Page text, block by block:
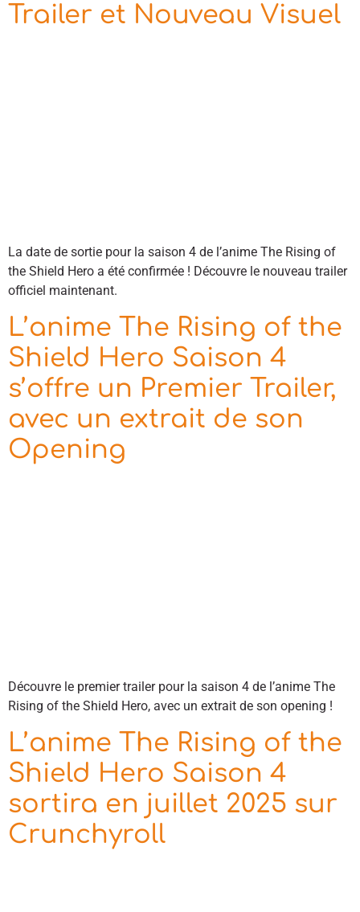
Trailer et Nouveau Visuel
La date de sortie pour la saison 4 de l’anime The Rising of
the Shield Hero a été confirmée ! Découvre le nouveau trailer
officiel maintenant.
L’anime The Rising of the
Shield Hero Saison 4
s’offre un Premier Trailer,
avec un extrait de son
Opening
Découvre le premier trailer pour la saison 4 de l’anime The
Rising of the Shield Hero, avec un extrait de son opening !
L’anime The Rising of the
Shield Hero Saison 4
sortira en juillet 2025 sur
Crunchyroll